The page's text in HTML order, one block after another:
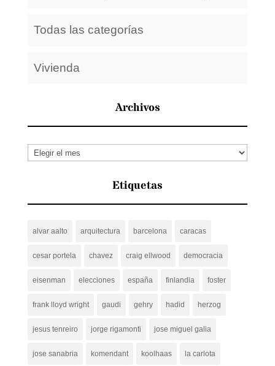
Todas las categorías
Vivienda
Archivos
Archivos
Etiquetas
alvar aalto arquitectura barcelona caracas
cesar portela chavez craig ellwood democracia
eisenman elecciones españa finlandia foster
frank lloyd wright gaudi gehry hadid herzog
jesus tenreiro jorge rigamonti jose miguel galia
jose sanabria komendant koolhaas la carlota